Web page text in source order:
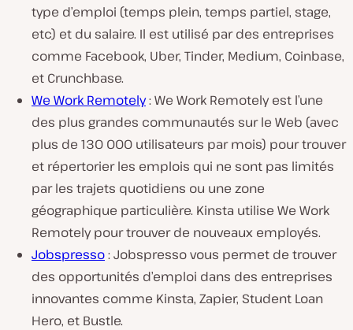
type d’emploi (temps plein, temps partiel, stage,
etc) et du salaire. Il est utilisé par des entreprises
comme Facebook, Uber, Tinder, Medium, Coinbase,
et Crunchbase.
We Work Remotely: We Work Remotely est l’une
des plus grandes communautés sur le Web (avec
plus de 130 000 utilisateurs par mois) pour trouver
et répertorier les emplois qui ne sont pas limités
par les trajets quotidiens ou une zone
géographique particulière. Kinsta utilise We Work
Remotely pour trouver de nouveaux employés.
Jobspresso: Jobspresso vous permet de trouver
des opportunités d’emploi dans des entreprises
innovantes comme Kinsta, Zapier, Student Loan
Hero, et Bustle.